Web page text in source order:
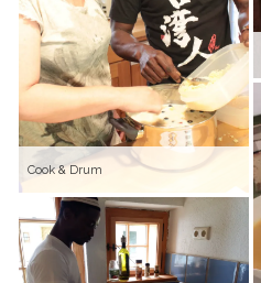
Cook & Drum